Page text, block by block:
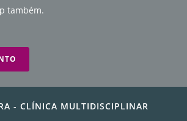
também.
- CLÍNICA MULTIDISCIPLINAR